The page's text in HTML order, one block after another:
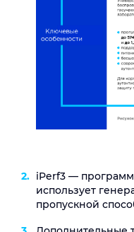
iPerf3 —
использует
пропускной